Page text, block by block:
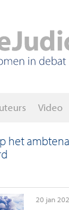
Video
het
20 jan